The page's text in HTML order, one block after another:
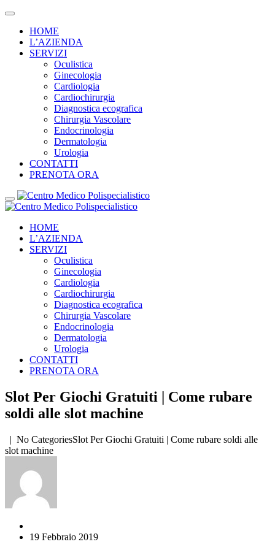
HOME
L’AZIENDA
SERVIZI
Oculistica
Ginecologia
Cardiologia
Cardiochirurgia
Diagnostica ecografica
Chirurgia Vascolare
Endocrinologia
Dermatologia
Urologia
CONTATTI
PRENOTA ORA
HOME
L’AZIENDA
SERVIZI
Oculistica
Ginecologia
Cardiologia
Cardiochirurgia
Diagnostica ecografica
Chirurgia Vascolare
Endocrinologia
Dermatologia
Urologia
CONTATTI
PRENOTA ORA
Slot Per Giochi Gratuiti | Come rubare
soldi alle slot machine
| No CategoriesSlot Per Giochi Gratuiti | Come rubare soldi alle
slot machine
19 Febbraio 2019